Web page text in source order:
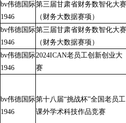
bv伟德国际
1946
第三届甘肃省财务数智化大赛
（财务大数据赛项）
bv伟德国际
1946
第三届甘肃省财务数智化大赛
（财务大数据赛项）
bv伟德国际
1946
2024ICAN老员工创新创业大
赛
bv伟德国际
1946
第十八届“挑战杯”全国老员工
课外学术科技作品竞赛